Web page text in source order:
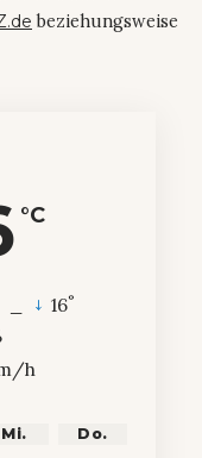
beziehungsweise
°C
16°
h
Mi. Do.